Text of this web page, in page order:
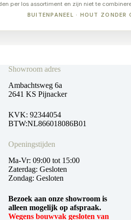
per los assortiment en zijn niet te
BUITENPANEEL · HOUT ZONDER
Showroom adres
Ambachtsweg 6a
2641 KS Pijnacker
KVK: 92344054
BTW:NL866018086B01
Openingstijden
Ma-Vr: 09:00 tot 15:00
Zaterdag: Gesloten
Zondag: Gesloten
Bezoek aan onze showroom is
alleen mogelijk op afspraak.
Wegens bouwvak gesloten van